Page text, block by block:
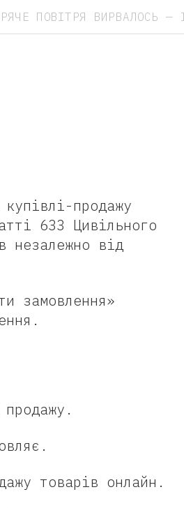
ПОВІТРЯ ВИРВАЛОСЬ —
Кошик
продажу
633 Цивільного
незалежно від
замовлення»
товарів онлайн.